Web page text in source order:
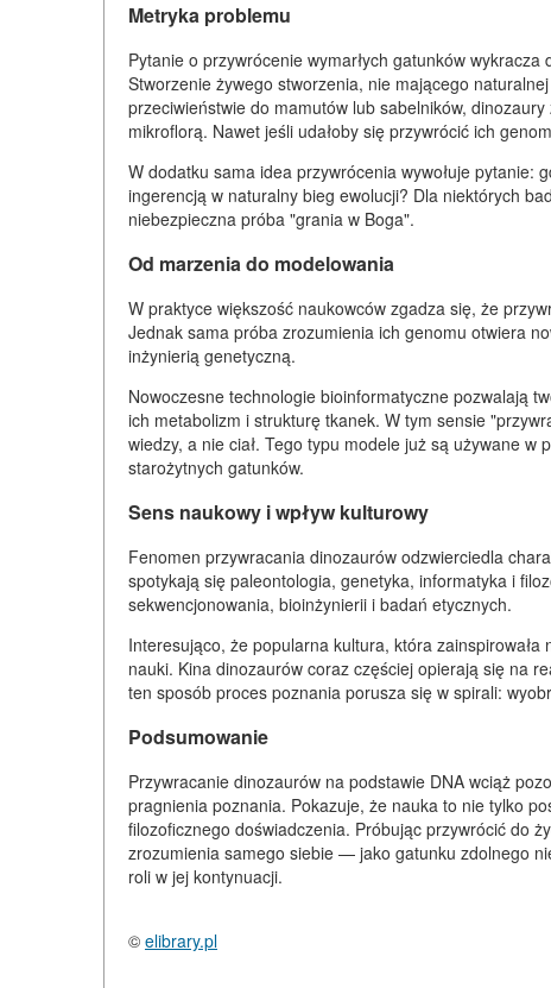
Metryka problemu
Pytanie o przywrócenie wymarłych gatunków
Stworzenie żywego stworzenia, nie mającego
przeciwieństwie do mamutów lub sabelników,
mikroflorą. Nawet jeśli udałoby się przywrócić ich
W dodatku sama idea przywrócenia wywołuje
ingerencją w naturalny bieg ewolucji? Dla niektórych
niebezpieczna próba "grania w Boga".
Od marzenia do modelowania
W praktyce większość naukowców zgadza się, że
Jednak sama próba zrozumienia ich genomu otwiera
inżynierią genetyczną.
Nowoczesne technologie bioinformatyczne pozwalają
ich metabolizm i strukturę tkanek. W tym sensie
wiedzy, a nie ciał. Tego typu modele już są używane
starożytnych gatunków.
Sens naukowy i wpływ kulturowy
Fenomen przywracania dinozaurów odzwierciedla
spotykają się paleontologia, genetyka, informatyka i
sekwencjonowania, bioinżynierii i badań etycznych.
Interesująco, że popularna kultura, która
nauki. Kina dinozaurów coraz częściej opierają się na
ten sposób proces poznania porusza się w spirali:
Podsumowanie
Przywracanie dinozaurów na podstawie DNA wciąż
pragnienia poznania. Pokazuje, że nauka to nie tylko
filozoficznego doświadczenia. Próbując przywrócić do
zrozumienia samego siebie — jako gatunku zdolnego
roli w jej kontynuacji.
© elibrary.pl